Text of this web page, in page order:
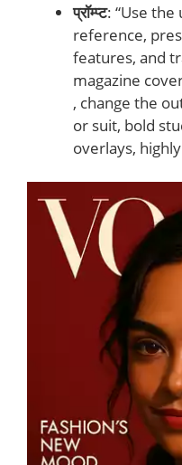
प्रॉम्प्ट: “Use the
reference,
features, and
magazine
, change the
or suit, bold
overlays,